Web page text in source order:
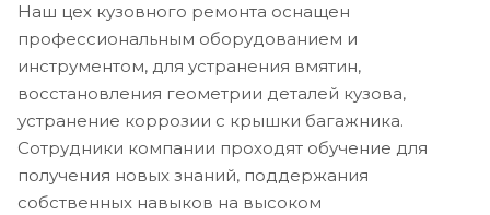
Наш цех кузовного ремонта оснащен
профессиональным оборудованием и
инструментом, для устранения вмятин,
восстановления геометрии деталей кузова,
устранение коррозии с крышки багажника.
Сотрудники компании проходят обучение для
получения новых знаний, поддержания
собственных навыков на высоком